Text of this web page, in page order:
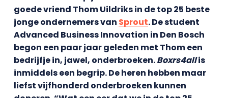
goede vriend Thom Uildriks in de top 25 beste
jonge ondernemers van Sprout. De student
Advanced Business Innovation in Den Bosch
begon een paar jaar geleden met Thom een
bedrijfje in, jawel, onderbroeken.Boxrs4allis
inmiddels een begrip. De heren hebben maar
liefst vijfhonderd onderbroeken kunnen